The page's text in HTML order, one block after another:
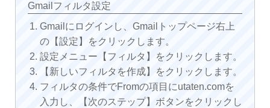
Gmailフィルタ設定
Gmailにログインし、Gmailトップページ右上
の【設定】をクリックします。
設定メニュー【フィルタ】をクリックします。
【新しいフィルタを作成】をクリックします。
フィルタの条件でFromの項目にutaten.comを
入力し、【次のステップ】ボタンをクリックし